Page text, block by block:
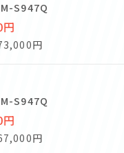
S947Q
円
S947Q
円